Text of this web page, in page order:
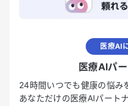
医療AI
医療AIパ
24時間いつでも健康の悩み
あなただけの医療AIパート